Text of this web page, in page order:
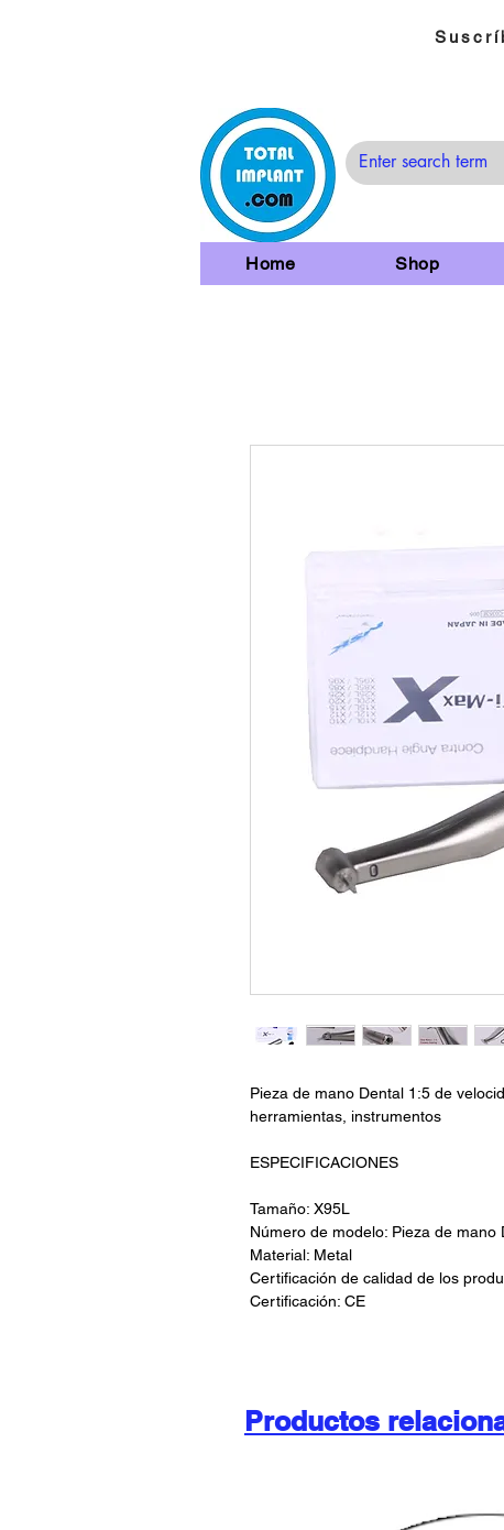
Home Shop
Pieza de mano Dental 1:5 de
herramientas, instrumentos
ESPECIFICACIONES
Tamaño: X95L
Número de modelo: Pieza de mano
Material: Metal
Certificación de calidad de los
Certificación: CE
Productos